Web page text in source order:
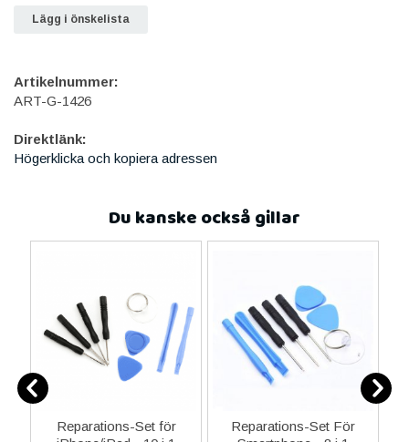
Lägg i önskelista
Artikelnummer:
ART-G-1426
Direktlänk:
Högerklicka och kopiera adressen
Du kanske också gillar
Reparations-Set för
Reparations-Set För